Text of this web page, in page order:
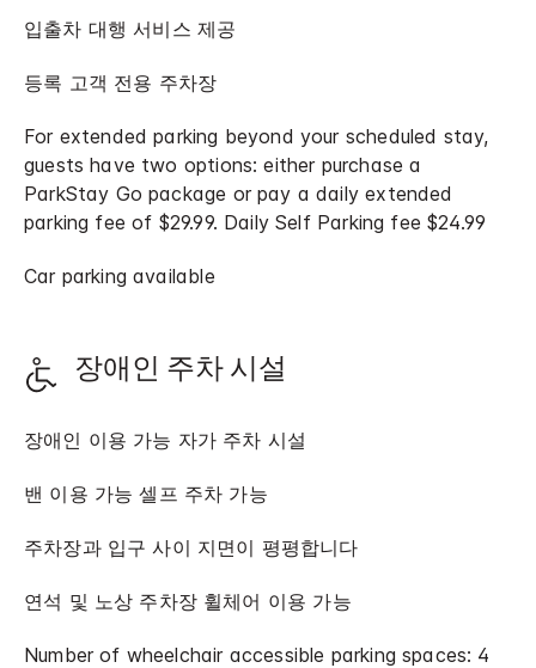
입출차 대행 서비스 제공
등록 고객 전용 주차장
For extended parking beyond your scheduled stay,
guests have two options: either purchase a
ParkStay Go package or pay a daily extended
parking fee of $29.99. Daily Self Parking fee $24.99
Car parking available
장애인 주차 시설
장애인 이용 가능 자가 주차 시설
밴 이용 가능 셀프 주차 가능
주차장과 입구 사이 지면이 평평합니다
연석 및 노상 주차장 휠체어 이용 가능
Number of wheelchair accessible parking spaces: 4